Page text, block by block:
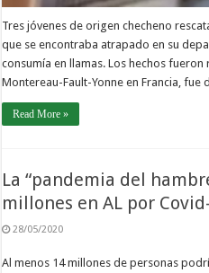
Tres jóvenes de origen checheno
que se encontraba atrapado en su
consumía en llamas. Los hechos
Montereau-Fault-Yonne en Francia, fue
Read More »
La “pandemia del
millones en AL por
28/05/2020
Al menos 14 millones de personas